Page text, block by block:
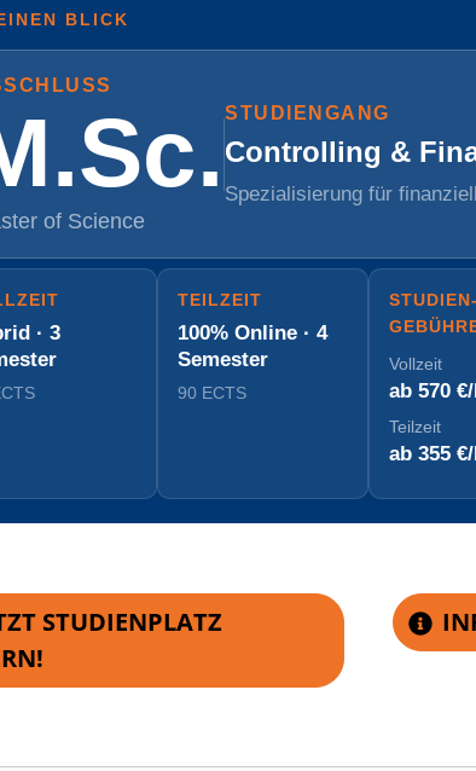
BLICK
of Science
STUDIENGANG
Controlling &
Spezialisierung für
· 3
TEILZEIT
100% Online · 4
Semester
90 ECTS
STUDIEN­
Vollzeit
ab 570
Teilzeit
ab 355
STUDIENPLATZ